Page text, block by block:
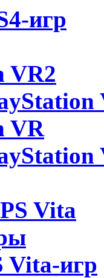
игр
VR2
VR
Vita
Vita-игр